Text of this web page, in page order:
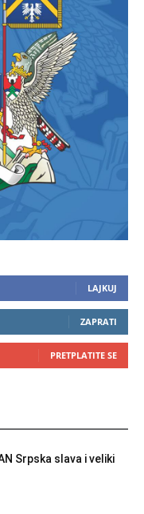
LAJKUJ
ZAPRATI
PRETPLATITE SE
Srpska slava i veliki